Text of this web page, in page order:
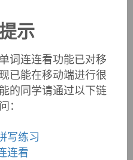
Aztlan
said to lie somewhere in
a bloodthirsty one.
嗜杀的宗教.
示
词连连看功能已对移
已能在移动端进行很
的同学请通过以下链
：
写练习
连看